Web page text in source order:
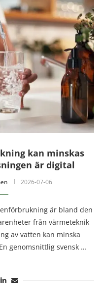
kan minskas
är digital
2026-07-06
är bland den
från värmeteknik
av vatten kan minska
genomsnittlig svensk …